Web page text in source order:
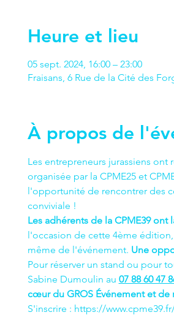
Heure et lieu
05 sept. 2024, 16:00 – 23:00
Fraisans, 6 Rue de la Cité des
À propos de
Les entrepreneurs jurassiens
organisée par la CPME25 et
l'opportunité de rencontrer des
conviviale !
Les adhérents de la CPME39
l'occasion de cette 4ème
même de l'événement. Une
Pour réserver un stand ou pour
Sabine Dumoulin au 07 88 60 47
cœur du GROS Événement et
S'inscrire : https://